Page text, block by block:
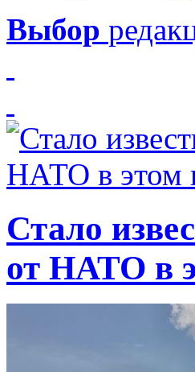
Выбор
Стало
от НАТО в